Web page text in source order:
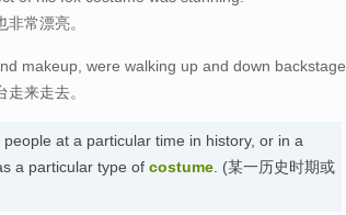
常漂亮。
makeup, were walking up and down backstage.
来走去。
at a particular time in history, or in a
a particular type of costume . (某一历史时期或